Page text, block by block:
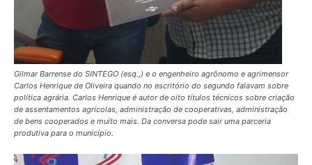
Gilmar Barrense do SINTEGO (esq.,) e o engenheiro agrônomo e agrimensor
Carlos Henrique de Oliveira quando no escritório do segundo falavam sobre
política agrária. Carlos Henrique é autor de oito títulos técnicos sobre criação
de assentamentos agrícolas, administração de cooperativas, administração
de bens cooperados e muito mais. Da conversa pode sair uma parceria
produtiva para o município.